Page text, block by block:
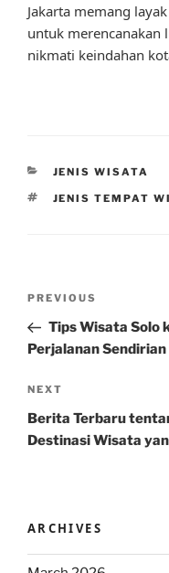
Jakarta memang
untuk merencanakan
nikmati keindahan
CATEGORIES
JENIS WISATA
TAGS
JENIS TEMPAT
Previous
Post
PREVIOUS
Tips Wisata Solo
Perjalanan
Next
Post
NEXT
Berita Terbaru
Destinasi Wisata
ARCHIVES